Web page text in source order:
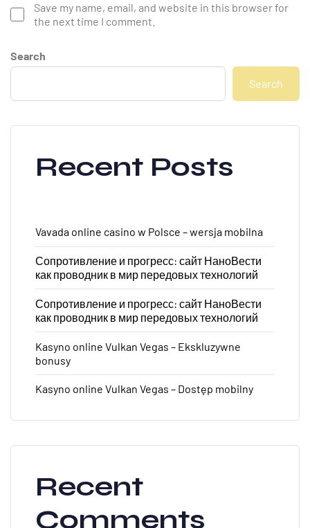
Save my name, email, and website in this browser for
the next time I comment.
Search
Search
Recent Posts
Vavada online casino w Polsce – wersja mobilna
Сопротивление и прогресс: сайт НаноВести
как проводник в мир передовых технологий
Сопротивление и прогресс: сайт НаноВести
как проводник в мир передовых технологий
Kasyno online Vulkan Vegas – Ekskluzywne
bonusy
Kasyno online Vulkan Vegas – Dostęp mobilny
Recent
Comments